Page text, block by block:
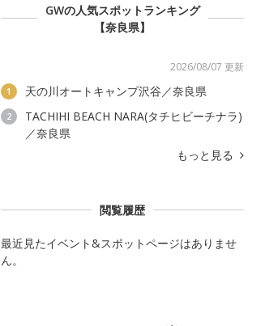
GWの人気スポットランキング
【奈良県】
2026/08/07 更新
1 天の川オートキャンプ沢谷／奈良県
2
TACHIHI BEACH NARA(タチヒビーチナラ)
／奈良県
もっと見る
閲覧履歴
最近見たイベント&スポットページはありませ
ん。